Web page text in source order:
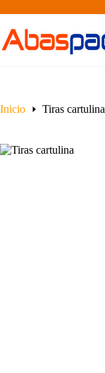
al
contenido
Inicio Tiras cartulina